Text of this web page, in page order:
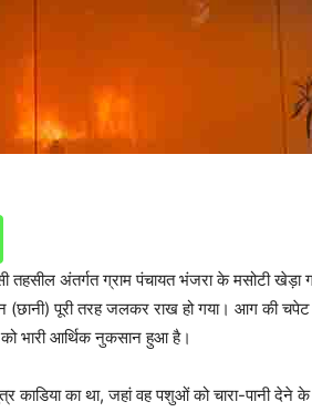
अंतर्गत ग्राम पंचायत भंजरा के मसोटी खेड़ा
(छानी) पूरी तरह जलकर राख हो गया। आग की
भारी आर्थिक नुकसान हुआ है।
काडिया का था, जहां वह पशुओं को चारा-पानी देने